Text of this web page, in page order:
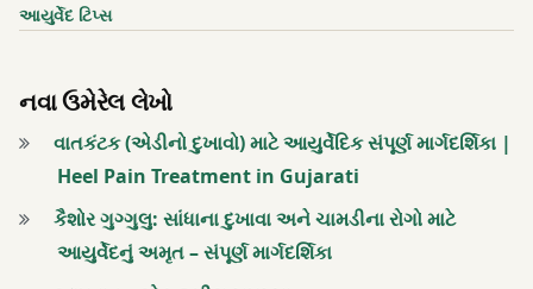
હોય
ઋતુ
પાણી
વાસી
આયુર્વેદ ટિપ્સ
નવા ઉમેરેલ લેખો
વાતકંટક (એડીનો દુખાવો) માટે આયુર્વેદિક સંપૂર્ણ માર્ગદર્શિકા |
Heel Pain Treatment in Gujarati
કૈશોર ગુગ્ગુલુ: સાંધાના દુખાવા અને ચામડીના રોગો માટે
આયુર્વેદનું અમૃત – સંપૂર્ણ માર્ગદર્શિકા